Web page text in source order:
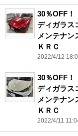
30％OFF
ディガラ
メンテナ
ＫＲＣ
2022/4/12
30％OFF
ディガラ
メンテナ
ＫＲＣ
2022/4/11